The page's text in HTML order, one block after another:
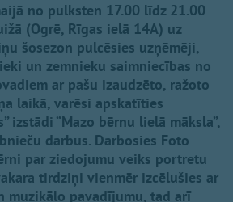
no pulksten 17.00 līdz 21.00
(Ogrē, Rīgas ielā 14A) uz
šosezon pulcēsies uzņēmēji,
un zemnieku saimniecības no
ar pašu izaudzēto, ražoto
laikā, varēsi apskatīties
izstādi “Mazo bērnu lielā māksla”,
darbus. Darbosies Foto
par ziedojumu veiks portretu
tirdziņi vienmēr izcēlušies ar
muzikālo pavadījumu, tad arī